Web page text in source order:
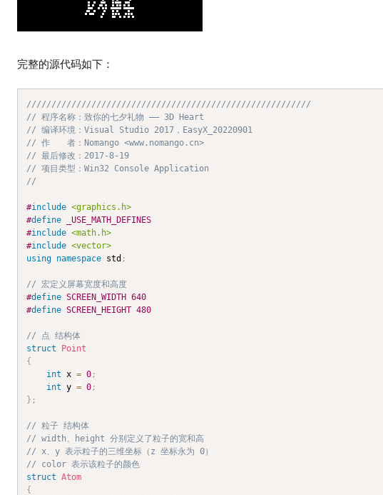
完整的源代码如下：
/////////////////////////////////////////////////////////
// 程序名称：致你的七夕礼物 —— 3D Heart
// 编译环境：Visual Studio 2017，EasyX_20220901
// 作　　者：Nomango <www.nomango.cn>
// 最后修改：2017-8-19
// 项目类型：Win32 Console Application
//
#include <graphics.h>
#define
_USE_MATH_DEFINES
#include <math.h>
#include <vector>
using namespace std ;
// 宏定义屏幕宽度和高度
#define SCREEN_WIDTH 640
#define SCREEN_HEIGHT 480
// 点 结构体
struct
Point
{
int x = 0 ;
int y = 0 ;
} ;
// 粒子 结构体
// width、height 分别定义了粒子的宽和高
// x、y 表示粒子的三维坐标（z 坐标永为 0）
// color 表示该粒子的颜色
struct Atom
{